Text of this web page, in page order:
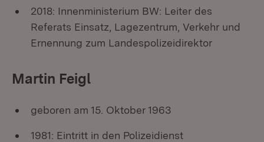
2018: Innenministerium BW: Leiter des
Referats Einsatz, Lagezentrum, Verkehr und
Ernennung zum Landespolizeidirektor
Martin Feigl
geboren am 15. Oktober 1963
1981: Eintritt in den Polizeidienst